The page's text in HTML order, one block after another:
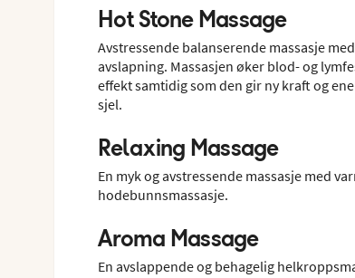
Hot Stone Massage
Avstressende balanserende massasje
avslapning. Massasjen øker blod- og
effekt samtidig som den gir ny kraft og
sjel.
Relaxing Massage
En myk og avstressende massasje med
hodebunnsmassasje.
Aroma Massage
En avslappende og behagelig